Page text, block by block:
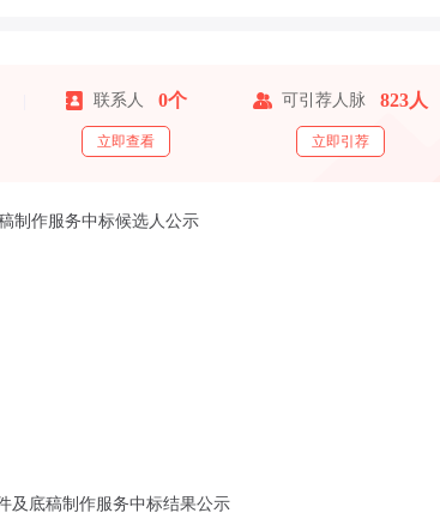
联系人 0个
立即查看
可引荐人脉 823人
立即引荐
制作服务中标候选人公示
及底稿制作服务中标结果公示